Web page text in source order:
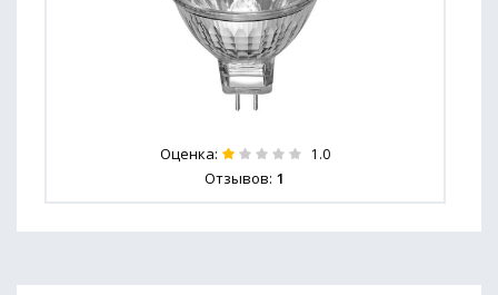
Оценка: 1.0
Отзывов: 1